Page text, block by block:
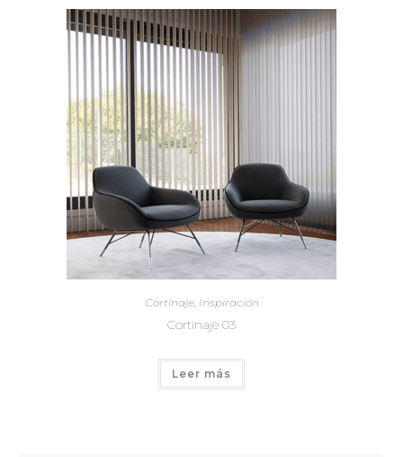
Cortinaje, Inspiración
Cortinaje 03
Leer más